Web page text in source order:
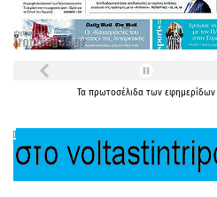
Τα πρωτοσέλιδα των εφημερίδων